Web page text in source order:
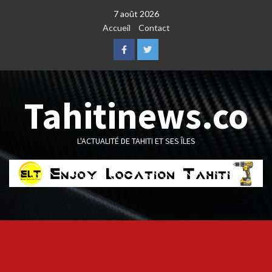
7 août 2026
Accueil
Contact
FacebookTwitter
Tahitinews.co
L'ACTUALITÉ DE TAHITI ET SES ÎLES